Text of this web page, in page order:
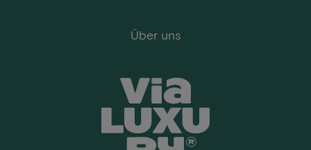
Über uns